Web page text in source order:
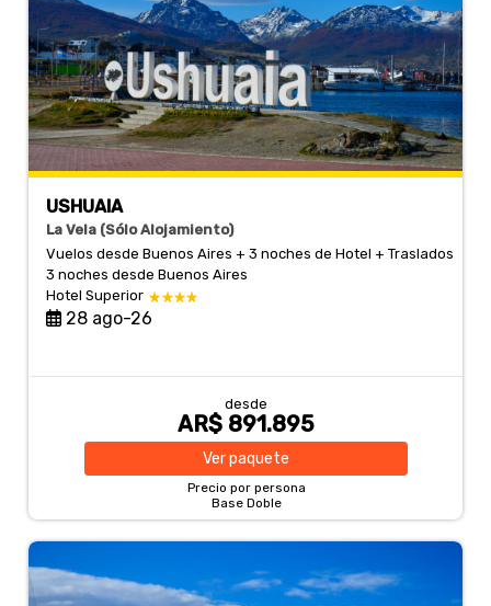
USHUAIA
La Vela (Sólo Alojamiento)
Vuelos desde Buenos Aires + 3 noches de Hotel + Traslados
3 nochesdesde Buenos Aires
Hotel Superior
28 ago-26
desde
AR$ 891.895
Verpaquete
Precio por persona
Base Doble